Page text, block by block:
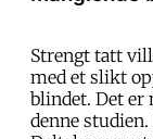
Strengt tatt
med et slikt
blindet. Det er
denne